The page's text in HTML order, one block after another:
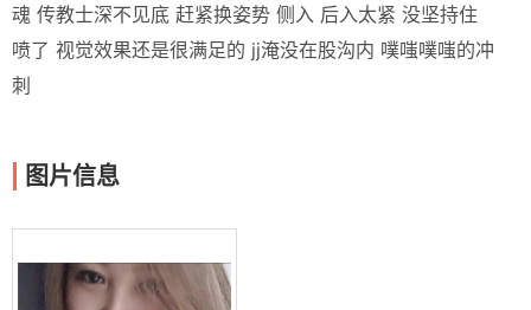
魂 传教士深不见底 赶紧换姿势 侧入 后入太紧 没坚持住
喷了 视觉效果还是很满足的 jj淹没在股沟内 噗嗤噗嗤的冲
刺
图片信息